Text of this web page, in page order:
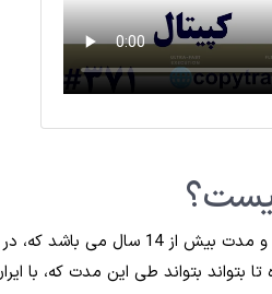
این بروکر کار خود را از سال 2009 و در انگلستان آغاز کرده و
بتواند بتواند طی این مدت که، با